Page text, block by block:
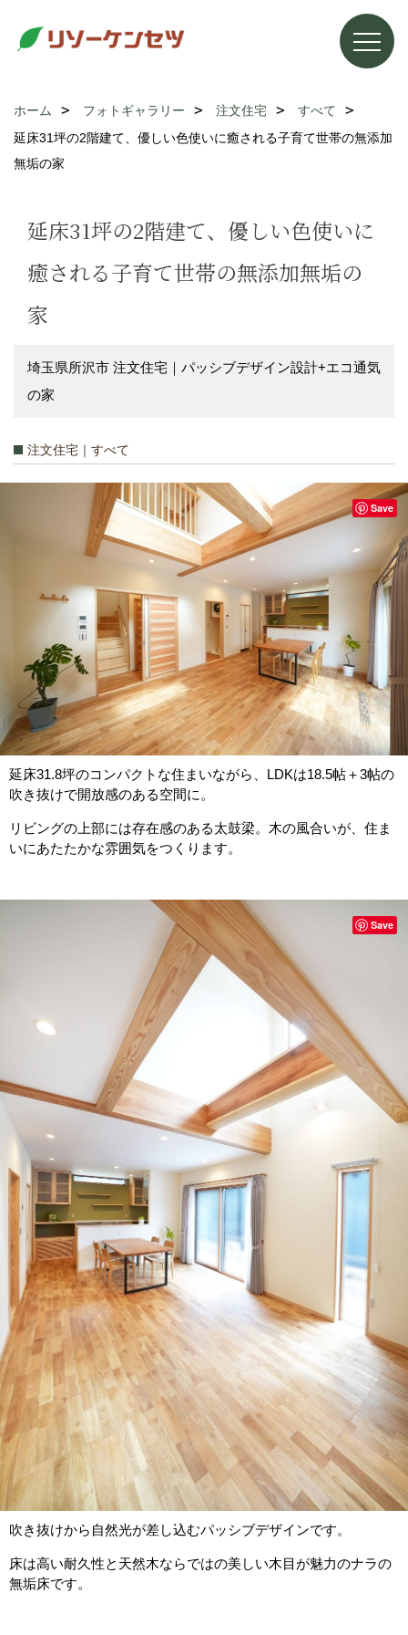
ホーム フォトギャラリー 注文住宅
すべて
延床31坪の2階建て、優しい色使いに癒される子育て世帯の無添加
無垢の家
延床31坪の2階建て、優しい色使いに
癒される子育て世帯の無添加無垢の
家
埼玉県所沢市 注文住宅｜パッシブデザイン設計+エコ通気
の家
注文住宅｜すべて
延床31.8坪のコンパクトな住まいながら、LDKは18.5帖＋3帖の
吹き抜けで開放感のある空間に。
リビングの上部には存在感のある太鼓梁。木の風合いが、住ま
いにあたたかな雰囲気をつくります。
Save
吹き抜けから自然光が差し込むパッシブデザインです。
床は高い耐久性と天然木ならではの美しい木目が魅力のナラの
無垢床です。
Save